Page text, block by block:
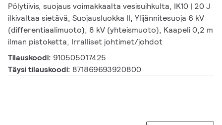
Pölytiivis, suojaus voimakkaalta vesisuihkulta, IK10 | 20 J
ilkivaltaa sietävä, Suojausluokka II, Ylijännitesuoja 6 kV
(differentiaalimuoto), 8 kV (yhteismuoto), Kaapeli 0,2 m
ilman pistoketta, Irralliset johtimet/johdot
Tilauskoodi: 910505017425
Täysi tilauskoodi: 871869693920800